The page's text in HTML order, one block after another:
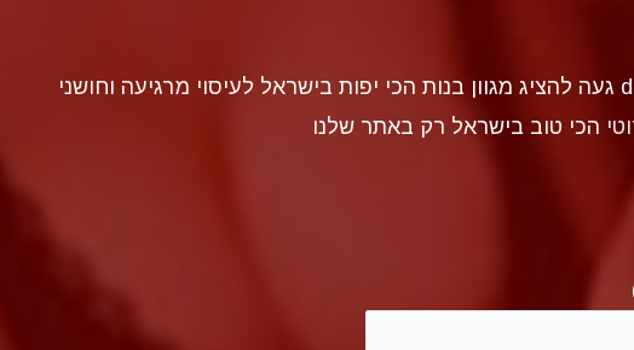
אתר discret-room געה להציג מגוון בנות הכי יפות בישראל לעיסוי מרגיעה וחושני
הכי טוב בישראל רק באתר שלנו